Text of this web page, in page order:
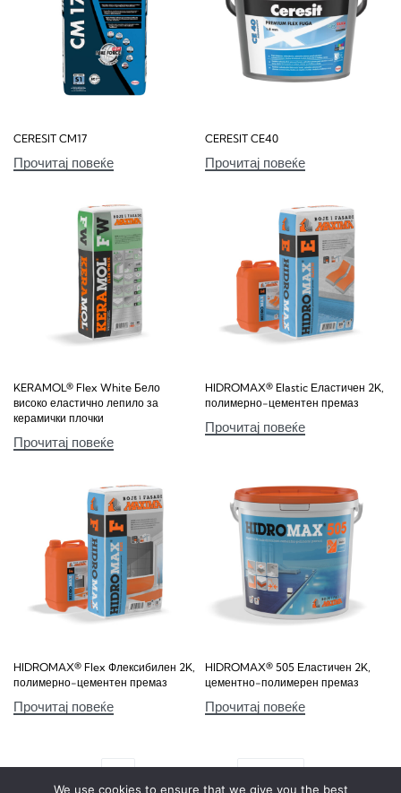
CERESIT CM17
Прочитај повеќе
CERESIT CE40
Прочитај повеќе
KERAMOL® Flex White Бело
високо еластично лепило за
керамички плочки
Прочитај повеќе
HIDROMAX® Elastic Еластичен 2K,
полимерно-цементен премаз
Прочитај повеќе
HIDROMAX® Flex Флексибилен 2K,
полимерно-цементен премаз
Прочитај повеќе
HIDROMAX® 505 Еластичен 2K,
цементно-полимерен премаз
Прочитај повеќе
We use cookies to ensure that we give you the best